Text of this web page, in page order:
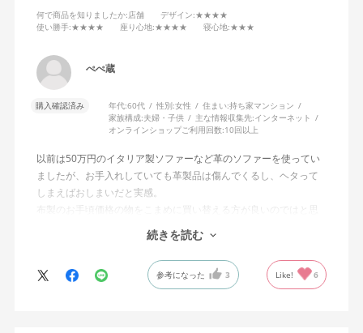
何で商品を知りましたか:店舗 デザイン:★★★★
使い勝手:★★★★ 座り心地:★★★★ 寝心地:★★★
ぺぺ蔵
購入確認済み 年代:60代 性別:女性 住まい:持ち家マンション
家族構成:夫婦・子供 主な情報収集先:インターネット
オンラインショップご利用回数:10回以上
以前は50万円のイタリア製ソファーなど革のソファーを使ってい
ましたが、お手入れしていても革製品は傷んでくるし、ヘタって
しまえばおしまいだと実感。
布製のお手頃価格の物をこまめに買い替える方が良いのではと思
今回はマンションのフルリフォームで予算も限られるなか、この
ソファーが目にとまりました。小さな孫が汚しても気にならない
続きを読む
参考になった 3 Like! 6